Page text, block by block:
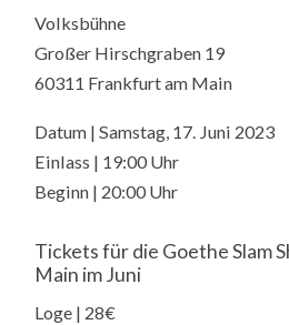
Volksbühne
Großer Hirschgraben 19
60311 Frankfurt am Main
Datum | Samstag, 17. Juni 2023
Einlass | 19:00 Uhr
Beginn | 20:00 Uhr
Tickets für die Goethe Slam
Main im Juni
Loge | 28€